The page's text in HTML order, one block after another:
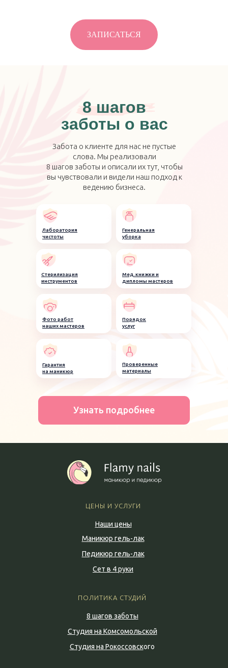
ЗАПИСАТЬСЯ
8 шагов
заботы о вас
Забота о клиенте для нас не пустые
слова. Мы реализовали
8 шагов заботы и описали их тут, чтобы
вы чувствовали и видели наш подход к
ведению бизнеса.
Узнать подробнее
Лаборатория
чистоты
Генеральная
уборка
Стерилизация
инструментов
Мед.книжки и
дипломы мастеров
Фото работ
наших мастеров
Порядок
услуг
Гарантия
на маникюр
Проверенные
материалы
Наши цены
Маникюр гель-лак
Педикюр гель-лак
Сет в 4 руки
ЦЕНЫ И УСЛУГИ
8 шагов заботы
Студия на Комсомольской
Студия на Рокоссовского
ПОЛИТИКА СТУДИЙ